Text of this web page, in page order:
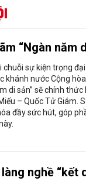
“Ngàn năm
chuỗi sự kiện trọng
khánh nước Cộng
di sản” sẽ chính
– Quốc Tử Giám.
đầy sức hút, góp
nghề “kết